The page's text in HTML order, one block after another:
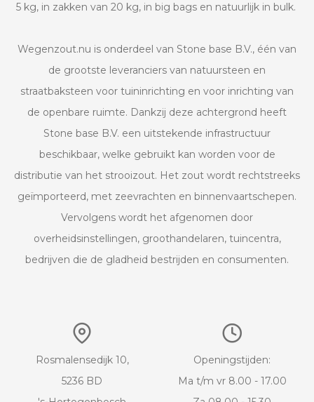
5 kg, in zakken van 20 kg, in big bags en natuurlijk in bulk.
Wegenzout.nu is onderdeel van Stone base B.V., één van
de grootste leveranciers van natuursteen en
straatbaksteen voor tuininrichting en voor inrichting van
de openbare ruimte. Dankzij deze achtergrond heeft
Stone base B.V. een uitstekende infrastructuur
beschikbaar, welke gebruikt kan worden voor de
distributie van het strooizout. Het zout wordt rechtstreeks
geïmporteerd, met zeevrachten en binnenvaartschepen.
Vervolgens wordt het afgenomen door
overheidsinstellingen, groothandelaren, tuincentra,
bedrijven die de gladheid bestrijden en consumenten.
Rosmalensedijk 10,
5236 BD
Openingstijden:
Ma t/m vr 8.00 - 17.00